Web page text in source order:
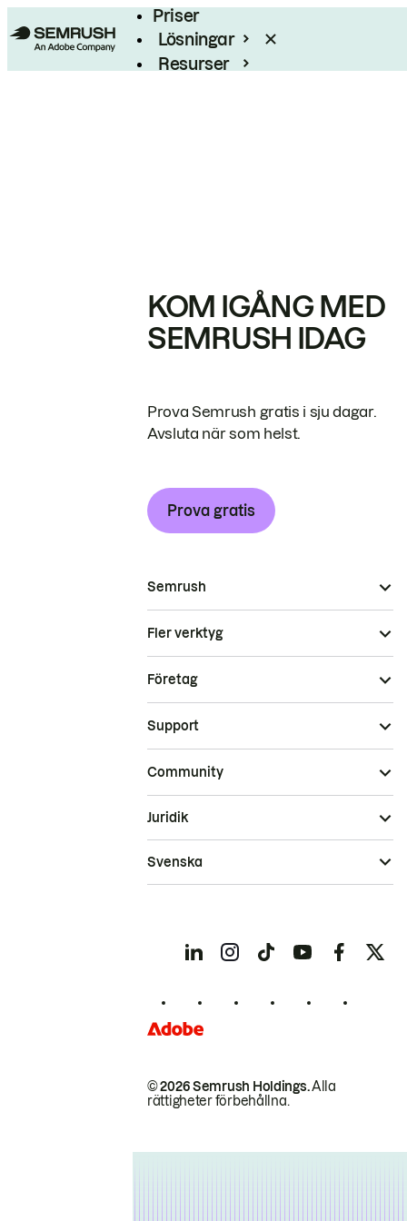
Priser
Lösningar
Resurser
KOM IGÅNG MED
SEMRUSH IDAG
Prova Semrush gratis i sju dagar.
Avsluta när som helst.
Prova gratis
Semrush
Fler verktyg
Företag
Support
Community
© 2026 Semrush Holdings.Alla
rättigheter förbehållna.
Juridik
Svenska